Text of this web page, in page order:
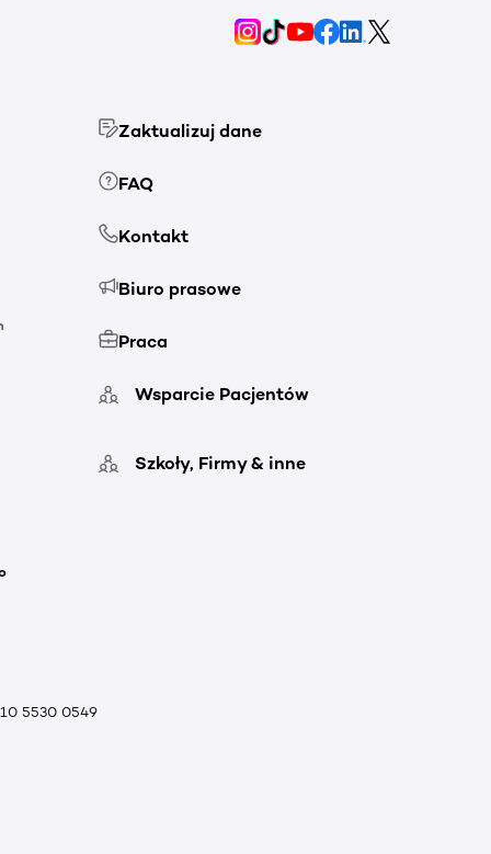
Zaktualizuj dane
FAQ
Kontakt
Biuro prasowe
Praca
Wsparcie Pacjentów
Szkoły, Firmy & inne
5530 0549